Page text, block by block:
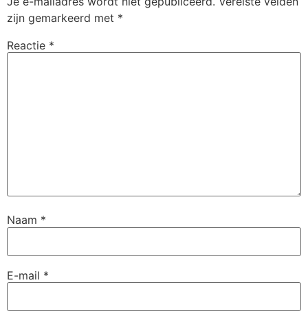
zijn gemarkeerd met *
Reactie *
Naam *
E-mail *